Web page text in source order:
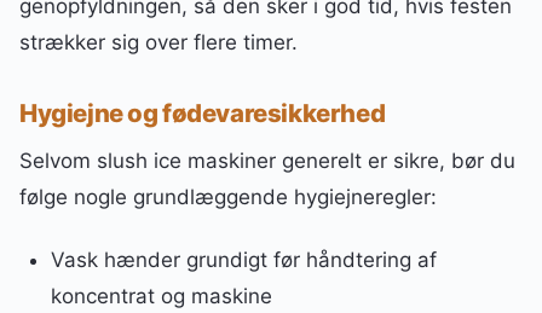
genopfyldningen, så den sker i god tid, hvis festen
strækker sig over flere timer.
Hygiejne og fødevaresikkerhed
Selvom slush ice maskiner generelt er sikre, bør du
følge nogle grundlæggende hygiejneregler:
Vask hænder grundigt før håndtering af
koncentrat og maskine